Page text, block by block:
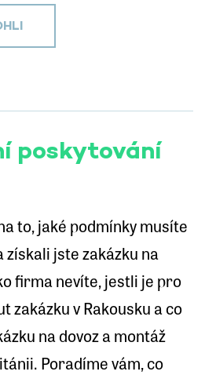
poskytování
to, jaké podmínky musíte
získali jste zakázku na
firma nevíte, jestli je pro
zakázku v Rakousku a co
na dovoz a montáž
Poradíme vám, co